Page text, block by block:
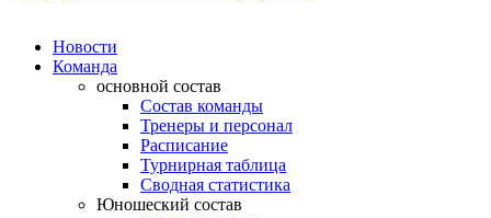
Новости
Команда
основной состав
Состав команды
Тренеры и персонал
Расписание
Турнирная таблица
Сводная статистика
Юношеский состав